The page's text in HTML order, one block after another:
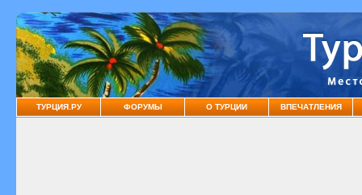
ТУРЦИЯ.РУ ФОРУМЫ О ТУРЦИИ ВПЕЧАТЛЕНИЯ